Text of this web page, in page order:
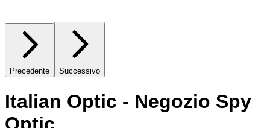
Precedente Successivo
Italian Optic - Negozio Spy
Optic